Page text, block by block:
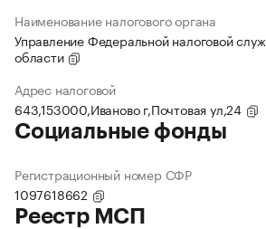
Наименование налогового органа
Управление Федеральной налоговой
области
Адрес налоговой
643,153000,Иваново г,Почтовая ул,24
Социальные фонды
Регистрационный номер СФР
1097618662
Реестр МСП